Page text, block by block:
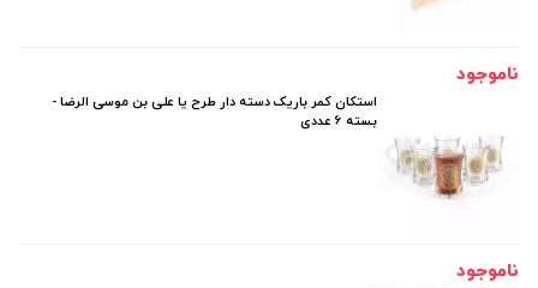
ناموجود
استکان کمر باریک دسته دار طرح یا علی بن موسی الرضا -
بسته 6 عددی
ناموجود